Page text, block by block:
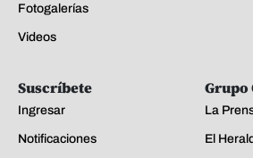
Fotogalerías
Videos
Suscríbete
Ingresar
Notificaciones
Grupo
La
El